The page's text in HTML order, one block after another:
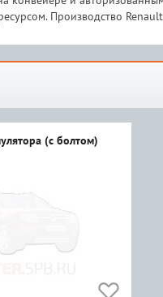
Производство
(с болтом)